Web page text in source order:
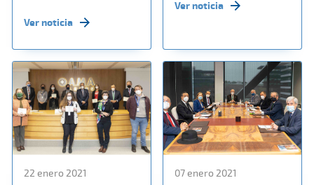
Ver noticia
Ver noticia
22 enero 2021 07 enero 2021